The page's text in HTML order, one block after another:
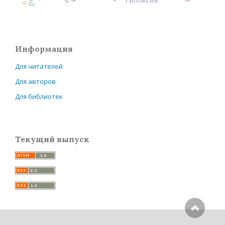
Информация
Для читателей
Для авторов
Для библиотек
Текущий выпуск